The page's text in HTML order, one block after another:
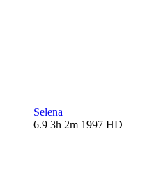
Selena
6.9 3h 2m 1997 HD